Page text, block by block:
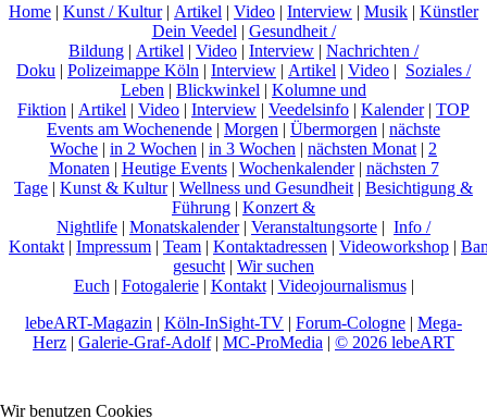
Home | Kunst / Kultur| Artikel | Video | Interview | Musik | Künstler
Dein Veedel | Gesundheit /
Bildung | Artikel | Video | Interview | Nachrichten /
Doku | Polizeimappe Köln | Interview | Artikel | Video | Soziales /
Leben | Blickwinkel | Kolumne und
Fiktion | Artikel | Video | Interview | Veedelsinfo | Kalender| TOP
Events am Wochenende | Morgen | Übermorgen | nächste
Woche | in 2 Wochen | in 3 Wochen | nächsten Monat | 2
Monaten | Heutige Events| Wochenkalender| nächsten 7
Tage | Kunst & Kultur| Wellness und Gesundheit | Besichtigung &
Führung | Konzert &
Nightlife | Monatskalender| Veranstaltungsorte | Info /
Kontakt | Impressum | Team | Kontaktadressen | Videoworkshop |
gesucht | Wir suchen
Euch | Fotogalerie| Kontakt| Videojournalismus|
lebeART-Magazin | Köln-InSight-TV | Forum-Cologne | Mega-
Herz | Galerie-Graf-Adolf| MC-ProMedia | © 2026 lebeART
Wir benutzen Cookies